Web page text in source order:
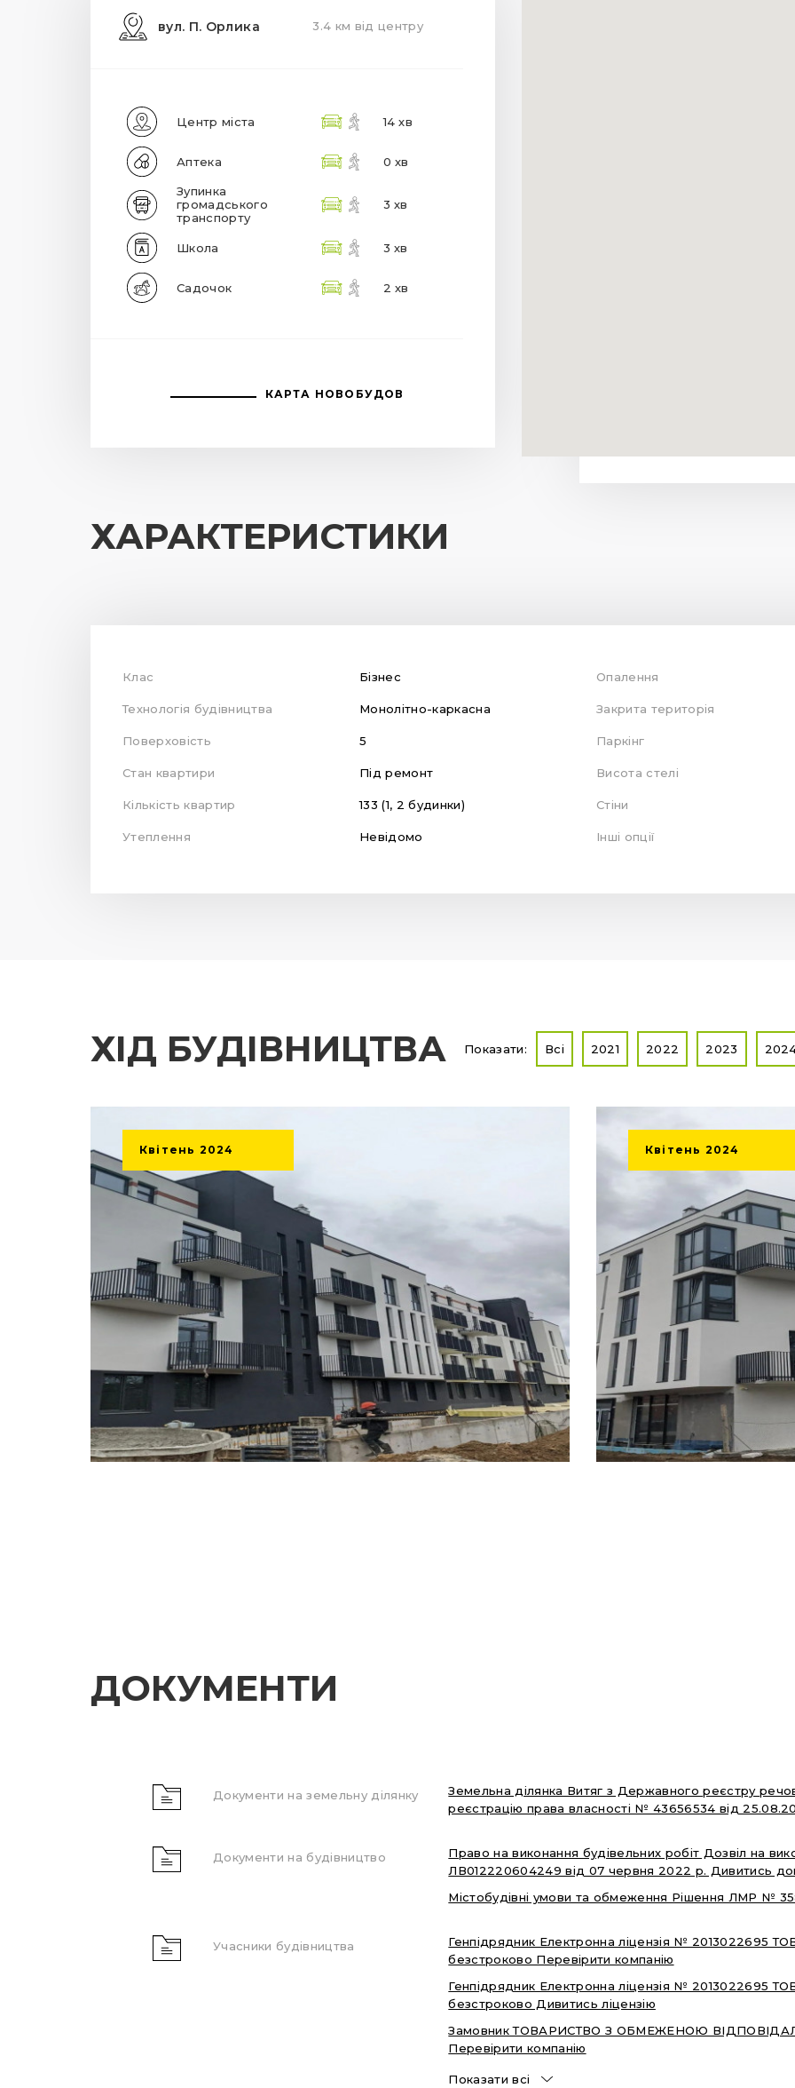
вул. П. Орлика 3.4 км від центру
Центр міста 14 хв
Аптека 0 хв
Зупинка
громадського
транспорту
3 хв
Школа 3 хв
Садочок 2 хв
КАРТА НОВОБУДОВ
ХАРАКТЕРИСТИКИ
Клас Бізнес Опалення
Технологія будівництва Монолітно-каркасна Закрита територія
Поверховість 5 Паркінг
Стан квартири Під ремонт Висота стелі
Кількість квартир 133 (1, 2 будинки) Стіни
Утеплення Невідомо Інші опції
ХІД БУДІВНИЦТВА Показати: Всі 2021 2022 2023
Квітень 2024 Квітень 2024
ДОКУМЕНТИ
Документи на земельну ділянку
Земельна ділянка Витяг з Державного реєстру
реєстрацію права власності № 43656534 від
Документи на будівництво
Право на виконання будівельних робіт Дозвіл на
ЛВ012220604249 від 07 червня 2022 р. Дивитись
Містобудівні умови та обмеження Рішення ЛМР №
Учасники будівництва
Генпідрядник Електронна ліцензія № 2013022695
безстроково Перевірити компанію
Генпідрядник Електронна ліцензія № 2013022695
безстроково Дивитись ліцензію
Замовник ТОВАРИСТВО З ОБМЕЖЕНОЮ
Перевірити компанію
Показати всі